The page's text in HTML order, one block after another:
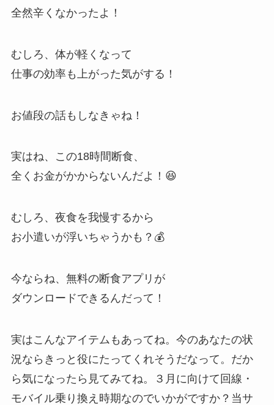
全然辛くなかったよ！
むしろ、体が軽くなって
仕事の効率も上がった気がする！
お値段の話もしなきゃね！
実はね、この18時間断食、
全くお金がかからないんだよ！😆
むしろ、夜食を我慢するから
お小遣いが浮いちゃうかも？💰
今ならね、無料の断食アプリが
ダウンロードできるんだって！
実はこんなアイテムもあってね。今のあなたの状
況ならきっと役にたってくれそうだなって。だか
ら気になったら見てみてね。３月に向けて回線・
モバイル乗り換え時期なのでいかがですか？当サ